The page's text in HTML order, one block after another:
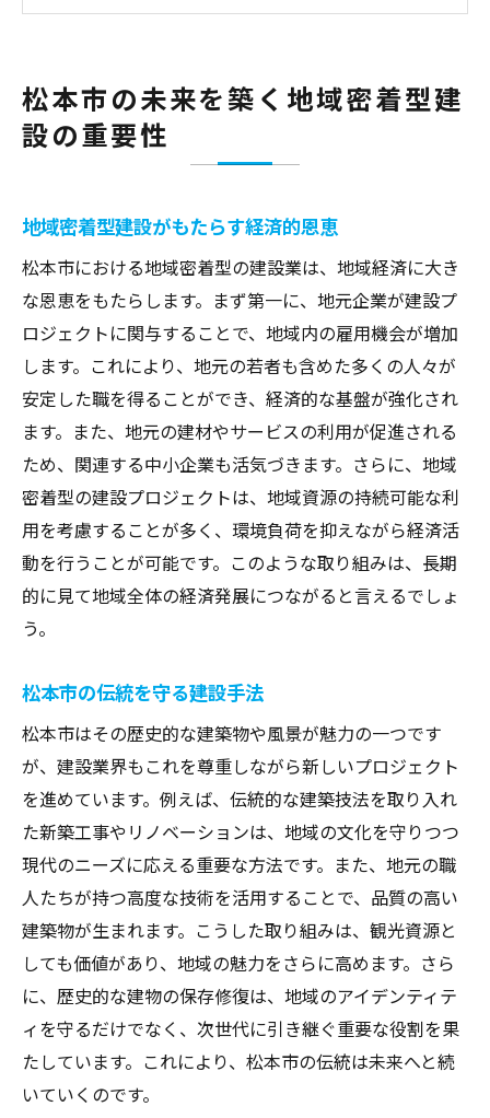
地域密着型建設がもたらす社会的影響
環境保護と建設業松本市の自然と共生する取り
自然環境を考慮した建設計画の立案
エコフレンドリーな建設資材の使用
地域の生態系を守る建設方法
建設現場での廃棄物削減の取り組み
再生可能エネルギーの活用事例
環境教育と建設業の連携
最新技術の導入が建設業に与える革新と挑戦
ドローン技術による建設現場の管理
3Dプリンティングがもたらす建設革命
IoTと建設業の進化
BIM（ビルディング・インフォメーション・
スマートシティ構築への一歩
地域住民の生活を支える建設業の貢献
交通インフラの整備とその影響
住宅建設がもたらす住環境の向上
公共施設の建設と地域コミュニティの活性
化
災害に強いまちづくりの取り組み
教育施設の整備による未来への投資
地域福祉施設の拡充とその役割
松本市での建設業が地域経済に与える影響
地元企業へのビジネスチャンスの提供
雇用創出と地域経済の活性化
松本市の未来を築く地域密着型建
設の重要性
地域密着型建設がもたらす経済的恩恵
松本市における地域密着型の建設業は、地域経済に大き
な恩恵をもたらします。まず第一に、地元企業が建設プ
ロジェクトに関与することで、地域内の雇用機会が増加
します。これにより、地元の若者も含めた多くの人々が
安定した職を得ることができ、経済的な基盤が強化され
ます。また、地元の建材やサービスの利用が促進される
ため、関連する中小企業も活気づきます。さらに、地域
密着型の建設プロジェクトは、地域資源の持続可能な利
用を考慮することが多く、環境負荷を抑えながら経済活
動を行うことが可能です。このような取り組みは、長期
的に見て地域全体の経済発展につながると言えるでしょ
う。
松本市の伝統を守る建設手法
松本市はその歴史的な建築物や風景が魅力の一つです
が、建設業界もこれを尊重しながら新しいプロジェクト
を進めています。例えば、伝統的な建築技法を取り入れ
た新築工事やリノベーションは、地域の文化を守りつつ
現代のニーズに応える重要な方法です。また、地元の職
人たちが持つ高度な技術を活用することで、品質の高い
建築物が生まれます。こうした取り組みは、観光資源と
しても価値があり、地域の魅力をさらに高めます。さら
に、歴史的な建物の保存修復は、地域のアイデンティテ
ィを守るだけでなく、次世代に引き継ぐ重要な役割を果
たしています。これにより、松本市の伝統は未来へと続
いていくのです。